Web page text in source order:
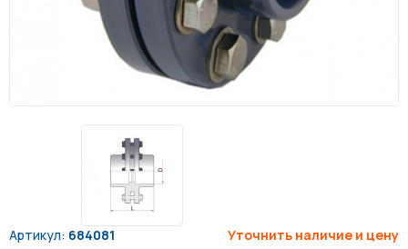
Артикул: 684081 Уточнить наличие и цену